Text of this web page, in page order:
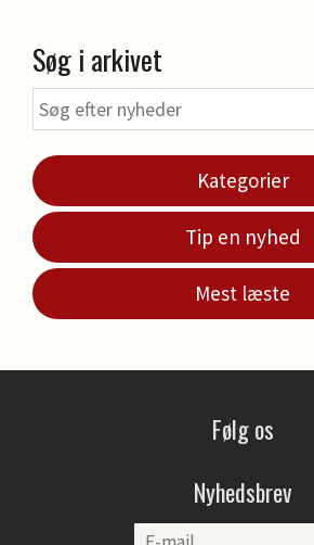
Søg i arkivet
Kategorier
Tip en nyhed
Mest læste
Følg os
Nyhedsbrev